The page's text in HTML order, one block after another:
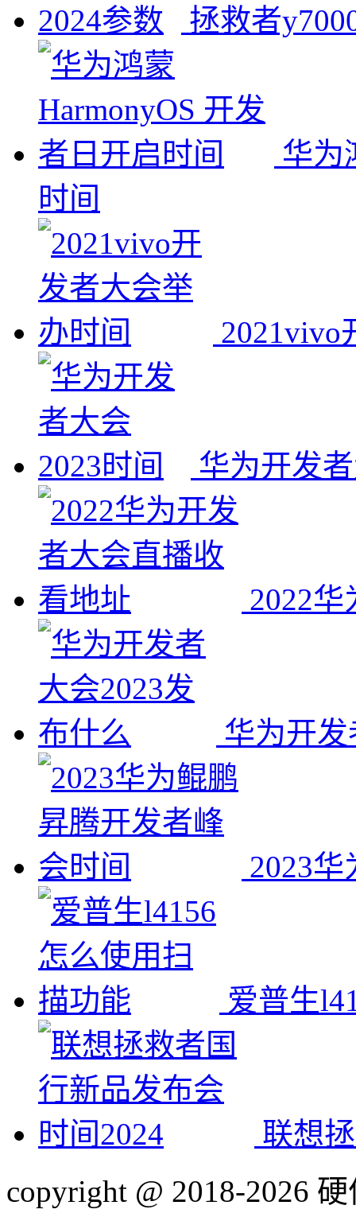
拯救者
华为
时间
2021vivo
华为开发
2022
华为开
2023
爱普生
联想
copyright @ 2018-2026